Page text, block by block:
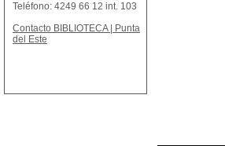
Teléfono: 4249 66 12 int. 103
Contacto BIBLIOTECA | Punta
del Este